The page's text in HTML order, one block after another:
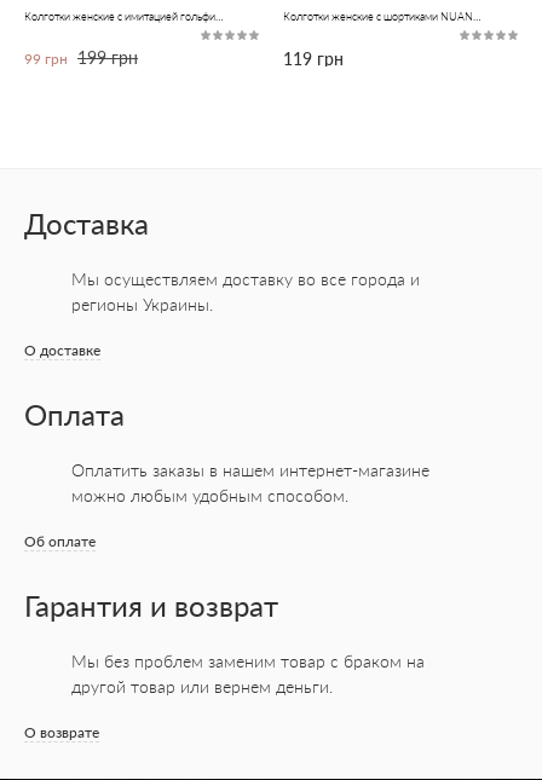
99 грн 199 грн 119 грн
Доставка
Мы осуществляем доставку во все города и
регионы Украины.
О доставке
Оплата
Оплатить заказы в нашем интернет-магазине
можно любым удобным способом.
Об оплате
Гарантия и возврат
Мы без проблем заменим товар с браком на
другой товар или вернем деньги.
О возврате